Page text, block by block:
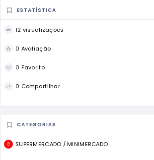
ESTATÍSTICA
12 visualizações
0 Avaliação
0 Favorito
0 Compartilhar
CATEGORIAS
SUPERMERCADO / MINIMERCADO